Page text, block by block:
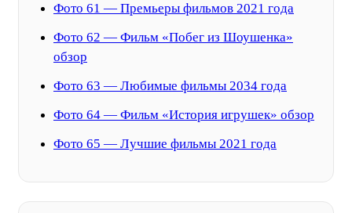
Фото 61 — Премьеры фильмов 2021 года
Фото 62 — Фильм «Побег из Шоушенка»
обзор
Фото 63 — Любимые фильмы 2034 года
Фото 64 — Фильм «История игрушек» обзор
Фото 65 — Лучшие фильмы 2021 года